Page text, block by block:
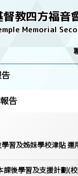
督教四方福音
Memorial
告
習及姊妹學校津貼 運
後學習及支援計劃(